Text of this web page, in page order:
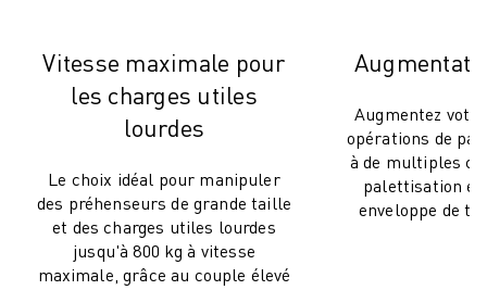
LOCALISATION DES SITES
IMPRESSION
Vitesse maximale pour
les charges utiles
lourdes
Le choix idéal pour manipuler
des préhenseurs de grande taille
et des charges utiles lourdes
jusqu'à 800 kg à vitesse
maximale, grâce au couple élevé
Augmentez
opérations de
à de multiples
palettisation et
enveloppe de